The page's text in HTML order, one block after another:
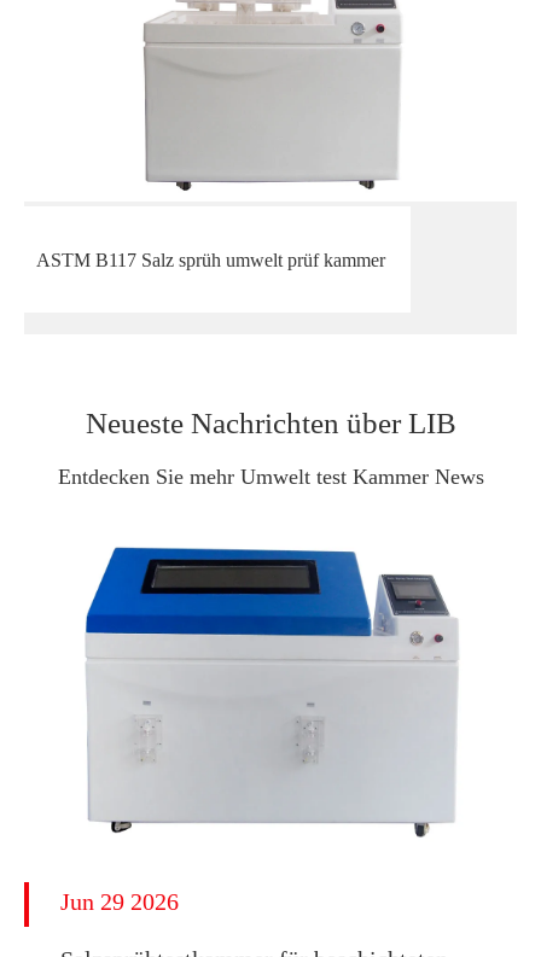
ASTM B117 Salz sprüh umwelt prüf kammer
Neueste Nachrichten über LIB
Entdecken Sie mehr Umwelt test Kammer News
Jun 29 2026